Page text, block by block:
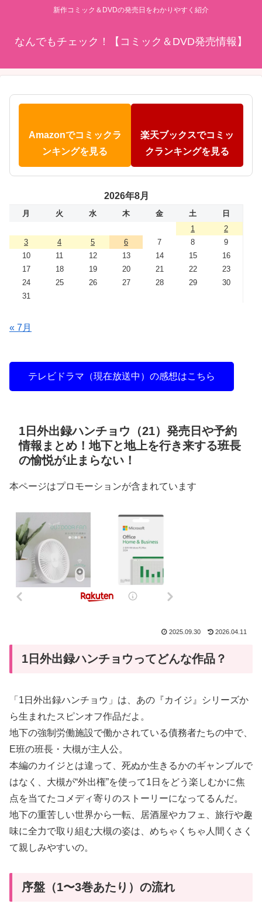
新作コミック＆DVDの発売日をわかりやすく紹介
なんでもチェック！【コミック＆DVD発売情報】
Amazonでコミックラ
ンキングを見る
楽天ブックスでコミッ
クランキングを見る
2026年8月
月 火 水 木 金 土
日
1
2
3
4 5 6 7 8
9
10
11 12 13 14 15
16
17
18 19 20 21 22
23
24
25 26 27 28 29
30
31
« 7月
テレビドラマ（現在放送中）の感想はこちら
1日外出録ハンチョウ（21）発売日や予約
情報まとめ！地下と地上を行き来する班長
の愉悦が止まらない！
本ページはプロモーションが含まれています
2025.09.30 2026.04.11
1日外出録ハンチョウってどんな作品？
「1日外出録ハンチョウ」は、あの『カイジ』シリーズか
ら生まれたスピンオフ作品だよ。
地下の強制労働施設で働かされている債務者たちの中で、
E班の班長・大槻が主人公。
本編のカイジとは違って、死ぬか生きるかのギャンブルで
はなく、大槻が“外出権”を使って1日をどう楽しむかに焦
点を当てたコメディ寄りのストーリーになってるんだ。
地下の重苦しい世界から一転、居酒屋やカフェ、旅行や趣
味に全力で取り組む大槻の姿は、めちゃくちゃ人間くさく
て親しみやすいの。
序盤（1〜3巻あたり）の流れ